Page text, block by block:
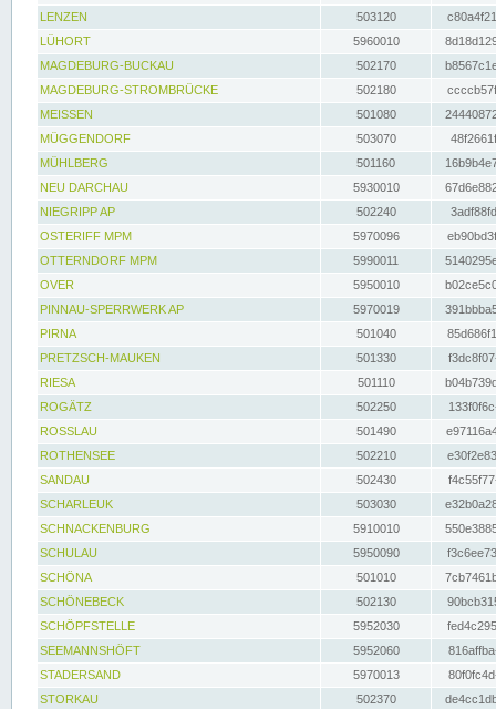
LENZEN
503120
LÜHORT
5960010
MAGDEBURG-BUCKAU
502170
MAGDEBURG-STROMBRÜCKE
502180
MEISSEN
501080
MÜGGENDORF
503070
MÜHLBERG
501160
NEU DARCHAU
5930010
NIEGRIPP AP
502240
OSTERIFF MPM
5970096
OTTERNDORF MPM
5990011
OVER
5950010
PINNAU-SPERRWERK AP
5970019
PIRNA
501040
PRETZSCH-MAUKEN
501330
RIESA
501110
ROGÄTZ
502250
ROSSLAU
501490
ROTHENSEE
502210
SANDAU
502430
SCHARLEUK
503030
SCHNACKENBURG
5910010
SCHULAU
5950090
SCHÖNA
501010
SCHÖNEBECK
502130
SCHÖPFSTELLE
5952030
SEEMANNSHÖFT
5952060
STADERSAND
5970013
STORKAU
502370